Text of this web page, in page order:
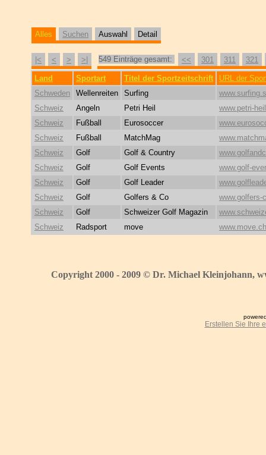
Alles Suchen Auswahl Detail
|< < > >| 549 Einträge gesamt: << 301 311 321
Land Sportart Titel der Sportzeitschrift
URL der
Schweden
Wellenreiten Surfing
Schweiz
Angeln Petri Heil
www.petri-
Schweiz
Fußball Eurosoccer
Schweiz
Fußball MatchMag
Schweiz
Golf Golf & Country
Schweiz
Golf Golf Events
www.golf-
Schweiz
Golf Golf Leader
Schweiz
Golf Golfers & Co
www.golfers-
Schweiz
Golf Schweizer Golf Magazin
Schweiz
Radsport move www.move.ch
Copyright 2000 - 2009 © Dr. Michael Kleinjohann,
Erstellen Sie Ihre